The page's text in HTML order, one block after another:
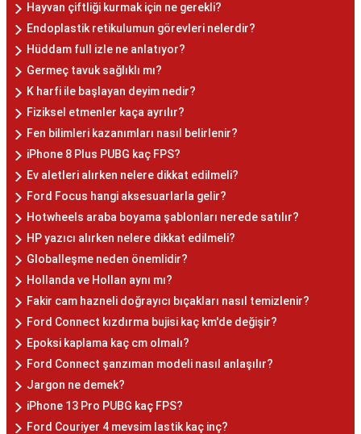
Hayvan çiftliği kurmak için ne gerekli?
Endoplastik retikulumun görevleri nelerdir?
Hüddam full izle ne anlatıyor?
Germeç tavuk sağlıklı mı?
K harfi ile başlayan deyim nedir?
Fiziksel etmenler kaça ayrılır?
Fen bilimleri kazanımları nasıl belirlenir?
iPhone 8 Plus PUBG kaç FPS?
Ev aletleri alırken nelere dikkat edilmeli?
Ford Focus hangi aksesuarlarla gelir?
Hotwheels araba boyama şablonları nerede satılır?
HP yazıcı alırken nelere dikkat edilmeli?
Globalleşme neden önemlidir?
Hollanda ve Hollan aynı mı?
Fakir cam hazneli doğrayıcı bıçakları nasıl temizlenir?
Ford Connect kızdırma bujisi kaç km'de değişir?
Epoksi kaplama kaç cm olmalı?
Ford Connect şanzıman modeli nasıl anlaşılır?
Jargon ne demek?
iPhone 13 Pro PUBG kaç FPS?
Ford Couriyer 4 mevsim lastik kaç inç?